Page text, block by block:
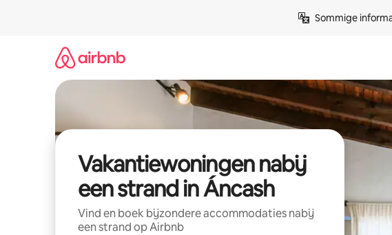
Sommige
Vakantiewoningen nabij
een strand in Áncash
Vind en boek bijzondere accommodaties nabij
een strand op Airbnb